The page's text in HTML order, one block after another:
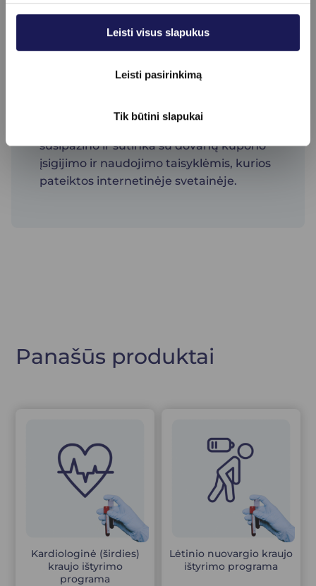
Leisti visus slapukus
Leisti pasirinkimą
Tik būtini slapukai
pasinaudoti pasirinkta (-omis)
paslauga (-omis) per nustatytą
Pirkėjas, įsigydamas UAB „Bioklinika“
susipažino ir sutinka su dovanų kupono
įsigijimo ir naudojimo taisyklėmis, kurios
pateiktos internetinėje svetainėje.
Panašūs produktai
Kardiologinė (širdies)
kraujo ištyrimo
programa
Lėtinio nuovargio kraujo
ištyrimo programa